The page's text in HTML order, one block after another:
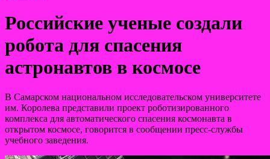
Российские ученые создали
робота для спасения
астронавтов в космосе
В Самарском национальном исследовательском университете
им. Королева представили проект роботизированного
комплекса для автоматического спасения космонавта в
открытом космосе, говорится в сообщении пресс-службы
учебного заведения.